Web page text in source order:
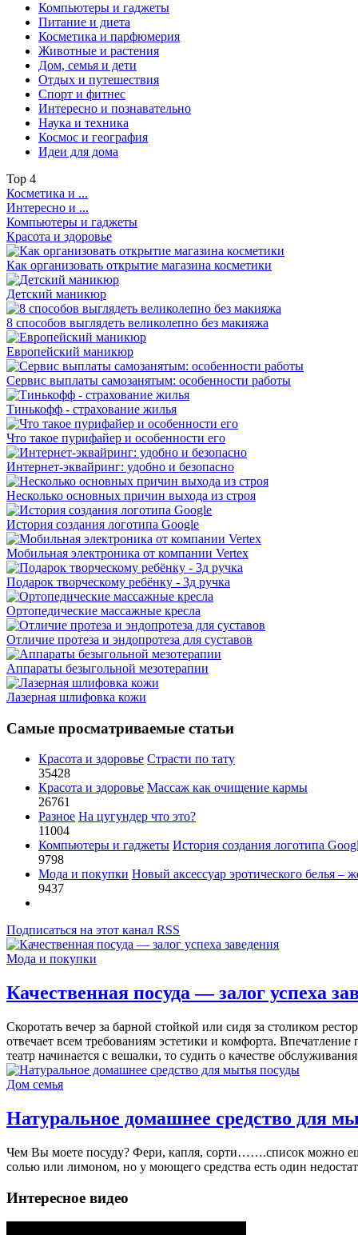
Компьютеры и гаджеты
Питание и диета
Косметика и парфюмерия
Животные и растения
Дом, семья и дети
Отдых и путешествия
Спорт и фитнес
Интересно и познавательно
Наука и техника
Космос и география
Идеи для дома
Top 4
Косметика и ...
Интересно и ...
Компьютеры и гаджеты
Красота и здоровье
Как организовать открытие магазина косметики
Детский маникюр
8 способов выглядеть великолепно без макияжа
Европейский маникюр
Сервис выплаты самозанятым: особенности работы
Тинькофф - страхование жилья
Что такое пурифайер и особенности его
Интернет-эквайринг: удобно и безопасно
Несколько основных причин выхода из строя
История создания логотипа Google
Мобильная электроника от компании Vertex
Подарок творческому ребёнку - 3д ручка
Ортопедические массажные кресла
Отличие протеза и эндопротеза для суставов
Аппараты безыгольной мезотерапии
Лазерная шлифовка кожи
Самые просматриваемые статьи
Красота и здоровье Страсти по тату
35428
Красота и здоровье Массаж как очищение кармы
26761
Разное На цугундер что это?
11004
Компьютеры и гаджеты История создания логотипа
9798
Мода и покупки Новый аксессуар эротического белья –
9437
Подписаться на этот канал RSS
Мода и покупки
Качественная посуда — залог успеха
Скоротать вечер за барной стойкой или сидя за столиком
отвечает всем требованиям эстетики и комфорта.
театр начинается с вешалки, то судить о качестве
Дом семья
Натуральное домашнее средство для
Чем Вы моете посуду? Фери, капля, сорти…….список можно
солью или лимоном, но у моющего средства есть один
Интересное видео